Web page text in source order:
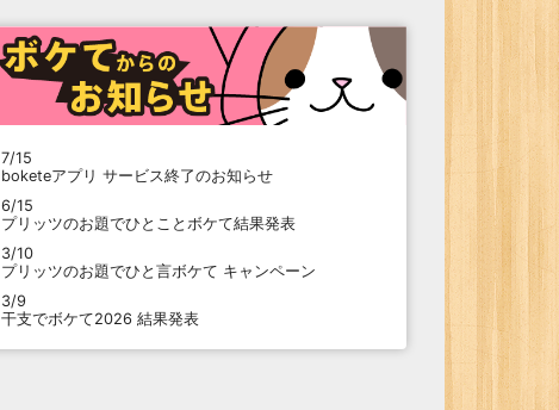
7/15
boketeアプリ サービス終了のお知らせ
6/15
プリッツのお題でひとことボケて結果発表
3/10
プリッツのお題でひと言ボケて キャンペーン
3/9
干支でボケて2026 結果発表